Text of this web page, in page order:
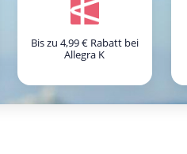
Bis zu 4,99 € Rabatt bei
Allegra K